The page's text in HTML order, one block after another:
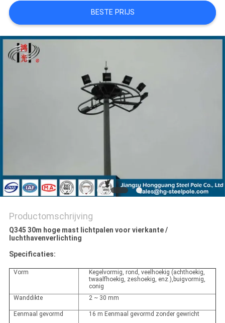
OM EEN
CITAAT
SITEMAP
PRIVACYBELEID
BESTE PRIJS
Productomschrijving
Q345 30m hoge mast lichtpalen voor vierkante /
luchthavenverlichting
Specificaties:
Vorm
Kegelvormig, rond, veelhoekig (achthoekig,
twaalfhoekig, zeshoekig, enz.),buigvormig,
conig
Wanddikte
2 ~ 30 mm
Eenmaal gevormd
16 m Eenmaal gevormd zonder gewricht